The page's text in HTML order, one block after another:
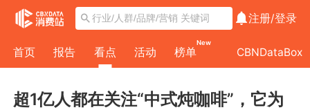
注册/登录
首页 报告 看点 活动 榜单
New
CBNDataBox
超1亿人都在关注“中式炖咖啡”，它为